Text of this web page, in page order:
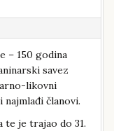
– 150 godina
savez
likovni
najmlađi članovi.
je trajao do 31.